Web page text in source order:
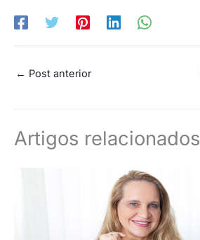
← Post anterior
Artigos relacionados